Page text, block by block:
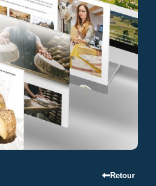
Retour